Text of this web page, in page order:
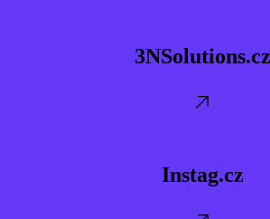
3NSolutions.cz
Instag.cz